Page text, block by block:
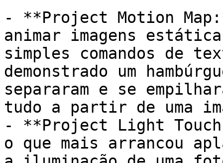
- **Project Motion
animar imagens
simples comandos de
demonstrado um
separaram e se
tudo a partir de uma
- **Project Light
o que mais arrancou